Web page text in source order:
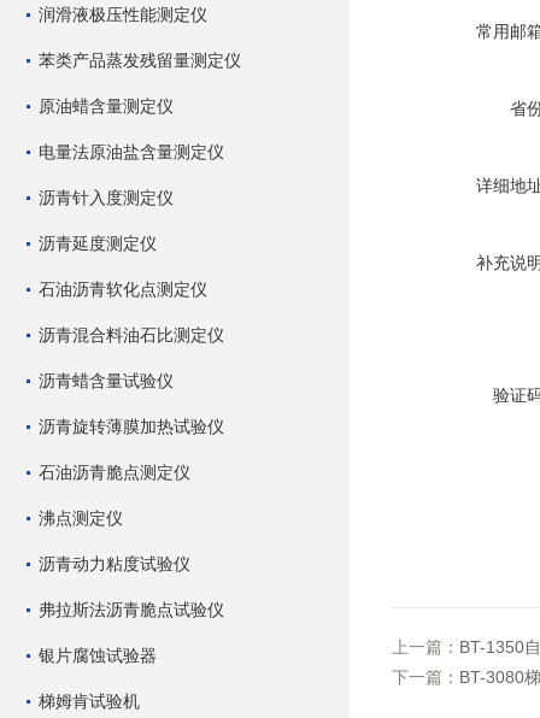
润滑液极压性能测定仪
苯类产品蒸发残留量测定仪
原油蜡含量测定仪
电量法原油盐含量测定仪
沥青针入度测定仪
沥青延度测定仪
石油沥青软化点测定仪
沥青混合料油石比测定仪
沥青蜡含量试验仪
沥青旋转薄膜加热试验仪
石油沥青脆点测定仪
沸点测定仪
沥青动力粘度试验仪
弗拉斯法沥青脆点试验仪
银片腐蚀试验器
梯姆肯试验机
常用邮
省
详细地
补充说
验证
上一篇： BT-1350
下一篇： BT-3080